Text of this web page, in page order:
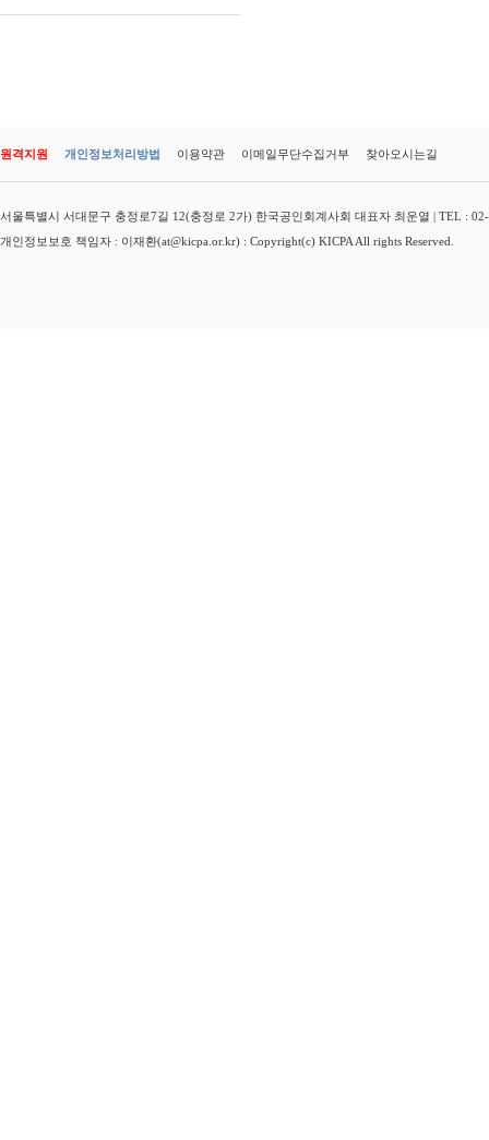
원격지원 개인정보처리방법 이용약관 이메일무단수집거부 찾아오시는길
서울특별시 서대문구 충정로7길 12(충정로 2가) 한국공인회계사회 대표자 최운열 | TEL :
개인정보보호 책임자 : 이재환(at@kicpa.or.kr) : Copyright(c) KICPA All rights Reserved.